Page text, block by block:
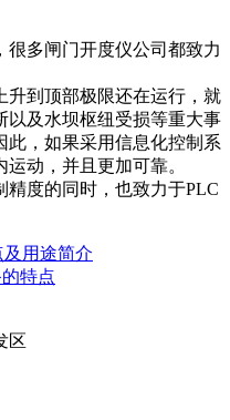
多闸门开度仪公司都致力
到顶部极限还在运行，就
以及水坝枢纽受损等重大事
此，如果采用信息化控制系
动，并且更加可靠。
度的同时，也致力于PLC
用途简介
特点
区